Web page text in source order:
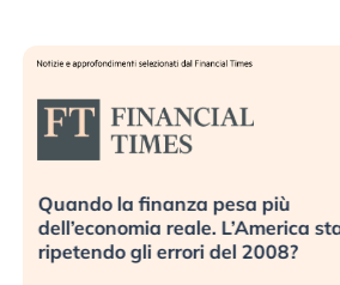
Quando la finanza pesa più
dell’economia reale. L’America
ripetendo gli errori del 2008?